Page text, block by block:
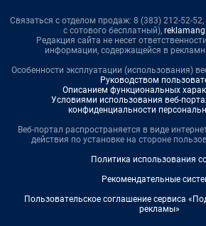
Связаться с отделом продаж: 8 (383) 212-52-
с сотового бесплатный),
Редакция сайта не несет
информации, содержащейся в
Особенности эксплуатации (использования)
Руководством
Описанием функциональных
Условиями использования веб-
конфиденциальности
Веб-портал распространяется в виде
действия по установке на стороне
Политика использования
Рекомендательные
Пользовательское соглашение сервиса
рекламы»